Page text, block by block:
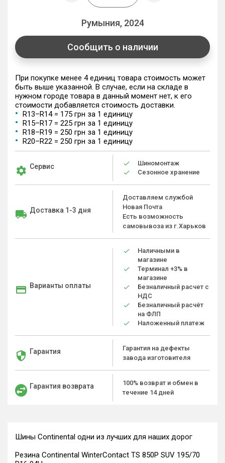
Румыния, 2024
Сообщить о наличии
При покупке менее 4 единиц товара стоимость может
быть выше указанной. В случае, если на складе в
нужном городе товара в данный момент нет, к его
стоимости добавляется стоимость доставки.
R13–R14 = 175 грн за 1 единицу
R15–R17 = 225 грн за 1 единицу
R18–R19 = 250 грн за 1 единицу
R20–R22 = 250 грн за 1 единицу
Сервис
Шиномонтаж
Сезонное хранение
Доставка 1-3 дня
Доставляем службой
Новая Почта
Есть возможность
самовывоза из г.Харьков
Варианты оплаты
Наличными в
магазине
Терминал +3% в
магазине
Безналичный расчет с
НДС
Безналичный расчёт
на ФЛП
Наложенный платеж
Гарантия
Гарантия на дефекты
завода изготовителя
Гарантия возврата
100% возврат и обмен в
течение 14 дней
Шины Continental одни из лучших для наших дорог
Резина Continental WinterContact TS 850P SUV 195/70